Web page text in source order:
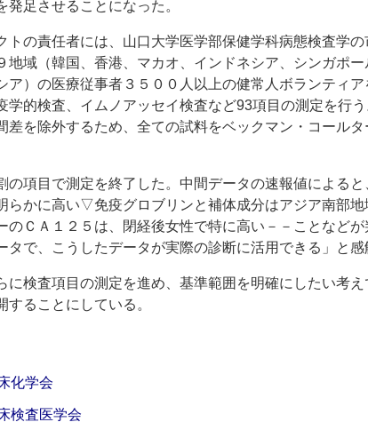
発足させることになった。
の責任者には、山口大学医学部保健学科病態検査学の
地域（韓国、香港、マカオ、インドネシア、シンガポ
ア）の医療従事者３５００人以上の健常人ボランティ
学的検査、イムノアッセイ検査など93項目の測定を行
差を除外するため、全ての試料をベックマン・コール
項目で測定を終了した。中間データの速報値による
らかに高い▽免疫グロブリンと補体成分はアジア南部
のＣＡ１２５は、閉経後女性で特に高い－－ことなど
タで、こうしたデータが実際の診断に活用できる」と感
検査項目の測定を進め、基準範囲を明確にしたい考
することにしている。
化学会
検査医学会